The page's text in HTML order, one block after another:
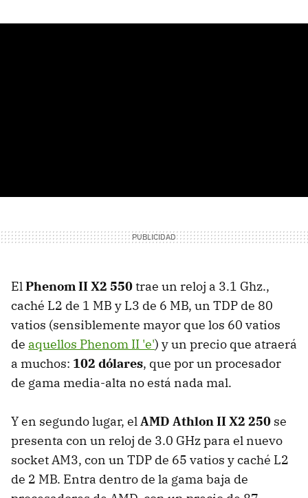
ElPhenom II X2 550trae un reloj a 3.1 Ghz.,
caché L2 de 1 MB y L3 de 6 MB, un TDP de 80
vatios (sensiblemente mayor que los 60 vatios
de aquellos Phenom II 'e') y un precio que atraerá
a muchos: 102 dólares, que por un procesador
de gama media-alta no está nada mal.
Y en segundo lugar, elAMD Athlon II X2 250 se
presenta con un reloj de 3.0 GHz para el nuevo
socket AM3, con un TDP de 65 vatios y caché L2
de 2 MB. Entra dentro de la gama baja de